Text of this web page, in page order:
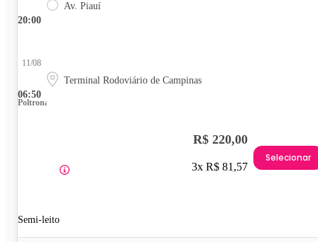
20:00
Av. Piauí
06:50
11/08
Terminal Rodoviário de Campinas
Poltrona
Semi-leito
R$ 220,00
3x R$ 81,57
Selecionar